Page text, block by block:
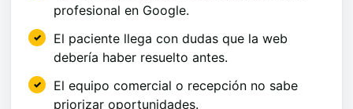
profesional en Google.
El paciente llega con dudas que la web
debería haber resuelto antes.
El equipo comercial o recepción no sabe
priorizar oportunidades.